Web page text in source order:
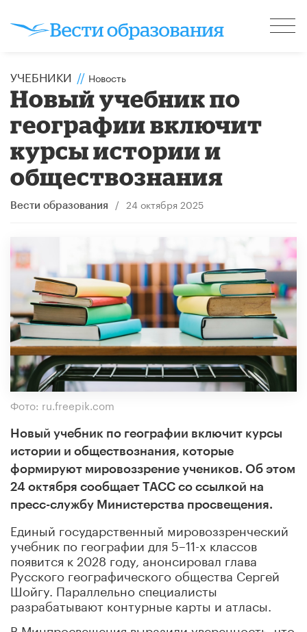
УЧЕБНИКИ // Новость
Новый учебник по
географии включит
курсы истории и
обществознания
Вести образования / 24 октября 2025
Фото: ru.freepik.com
Новый учебник по географии включит курсы
истории и обществознания, которые
формируют мировоззрение учеников. Об этом
24 октября сообщает ТАСС со ссылкой на
пресс-службу Министерства просвещения.
Единый государственный мировоззренческий
учебник по географии для 5–11-х классов
появится к 2028 году, анонсировал глава
Русского географического общества Сергей
Шойгу. Параллельно специалисты
разрабатывают контурные карты и атласы.